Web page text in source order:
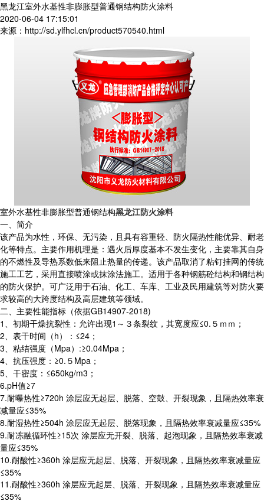
黑龙江室外水基性非膨胀型普通钢结构防火涂料
2020-06-04 17:15:01
来源：http://sd.ylfhcl.cn/product570540.html
室外水基性非膨胀型普通钢结构黑龙江防火涂料
一、简介
该产品为水性，环保、无污染，且具有容重轻、防火隔热性能优异、耐老
化等特点。主要作用机理是：遇火后厚度基本不发生变化，主要靠其自身
的不燃性及导热系数低来阻止热量的传递。该产品取消了粘钉挂网的传统
施工工艺，采用直接喷涂或抹涂法施工。适用于各种钢筋砼结构和钢结构
的防火保护。可广泛用于石油、化工、车库、工业及民用建筑等对防火要
求较高的大跨度结构及高层建筑等领域。
二、主要性能指标（依据GB14907-2018)
1、初期干燥抗裂性：允许出现1～３条裂纹，其宽度应≤0.５ｍｍ；
2、表干时间（h）：≤24；
3、粘结强度（Mpa）:≥0.04Mpa；
4、抗压强度：≥0.５Mpa；
5、干密度：≤650kg/m3；
6.pH值≥7
7.耐曝热性≥720h 涂层应无起层、脱落、空鼓、开裂现象，且隔热效率衰
减量应≤35%
8.耐湿热性≥504h 涂层应无起层、脱落现象，且隔热效率衰减量应≤35%
9.耐冻融循环性≥15次 涂层应无开裂、脱落、起泡现象，且隔热效率衰减
量应≤35%
10.耐酸性≥360h 涂层应无起层、脱落、开裂现象，且隔热效率衰减量应
≤35%
11.耐酸性≥360h 涂层应无起层、脱落、开裂现象，且隔热效率衰减量应
≤35%